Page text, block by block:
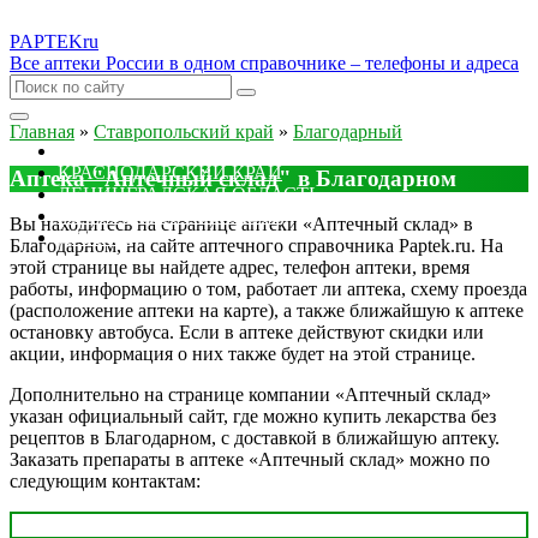
PAPTEKru
Все аптеки России в одном справочнике – телефоны и адреса
КРАСНОДАРСКИЙ КРАЙ
ЛЕНИНГРАДСКАЯ ОБЛАСТЬ
ДРУГИЕ
Главная » Ставропольский край » Благодарный
Аптека "Аптечный склад" в Благодарном
Вы находитесь на странице аптеки «Аптечный склад» в
Благодарном, на сайте аптечного справочника Paptek.ru. На
этой странице вы найдете адрес, телефон аптеки, время
работы, информацию о том, работает ли аптека, схему проезда
(расположение аптеки на карте), а также ближайшую к аптеке
остановку автобуса. Если в аптеке действуют скидки или
акции, информация о них также будет на этой странице.
Дополнительно на странице компании «Аптечный склад»
указан официальный сайт, где можно купить лекарства без
рецептов в Благодарном, с доставкой в ближайшую аптеку.
Заказать препараты в аптеке «Аптечный склад» можно по
следующим контактам: